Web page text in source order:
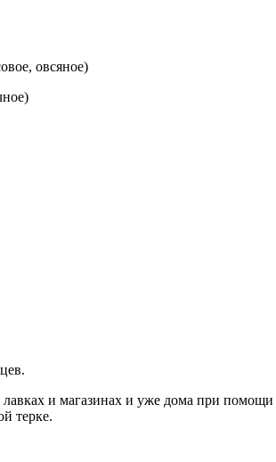
овсяное)
и магазинах и уже дома при
терке.